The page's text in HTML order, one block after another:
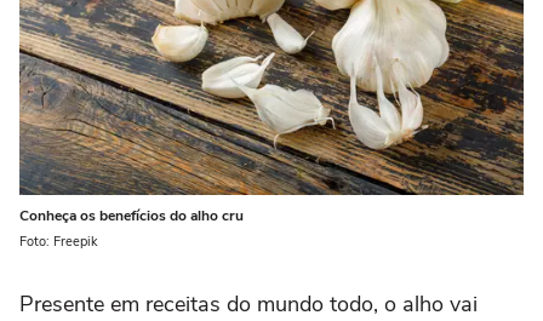
Conheça os benefícios do alho cru
Foto: Freepik
Presente em receitas do mundo todo, o alho vai